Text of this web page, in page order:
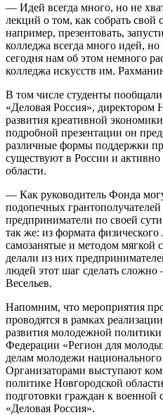
— Идей всегда много, но не
лекций о том, как собрать свой
например, презентовать,
колледжа всегда много идей,
сегодня нам об этом немного
колледжа искусств им.
В том числе студенты
«Деловая Россия», директором
развития креативной
подробной презентации он
различные формы поддержки
существуют в России и
области.
— Как руководитель Фонда
подопечных
предприниматели по своей
так же: из формата
самозанятые и методом
делали из них
людей этот шаг сделать
Весельев.
Напомним, что мероприятия
проводятся в рамках
развития молодежной
Федерации «Регион для
делам молодежи
Организаторами выступают
политике Новгородской
подготовки граждан к военной
«Деловая Россия».